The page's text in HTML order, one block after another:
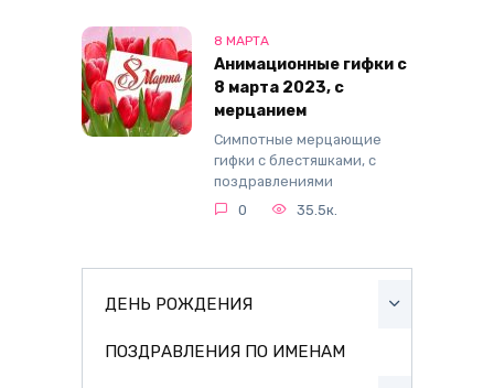
8 МАРТА
Анимационные гифки с
8 марта 2023, с
мерцанием
Симпотные мерцающие
гифки с блестяшками, с
поздравлениями
0
35.5к.
ДЕНЬ РОЖДЕНИЯ
ПОЗДРАВЛЕНИЯ ПО ИМЕНАМ